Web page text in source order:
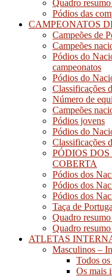
Quadro
Pódios das
CAMPEONATOS
Campeões de
Campeões
Pódios do
campeonatos
Pódios do
Classificações
Número de
Campeões
Pódios jovens
Pódios do
Classificações
PÓDIOS
COBERTA
Pódios dos
Pódios dos
Pódios dos
Taça de
Quadro
Quadro
ATLETAS
Masculinos –
Todos
Os mais